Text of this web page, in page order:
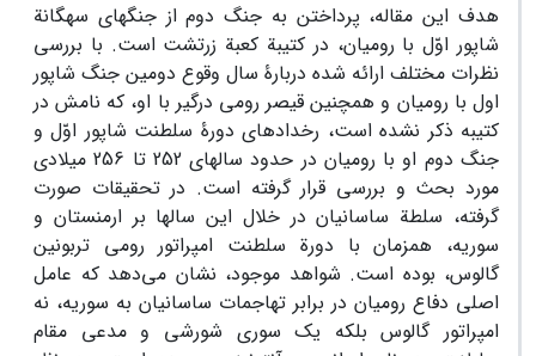
هدف این مقاله، پرداختن به جنگ دوم از جنگ­های سه­گانة
شاپور اوّل با رومیان، در کتیبة کعبة زرتشت است. با بررسی
نظرات مختلف ارائه شده دربارۀ سال وقوع دومین جنگ شاپور
اول با رومیان و همچنین قیصر رومی درگیر با او، که نامش در
کتیبه ذکر نشده است، رخدادهای دورۀ سلطنت شاپور اوّل و
جنگ دوم او با رومیان در حدود سال­های 252 تا 256 میلادی
مورد بحث و بررسی قرار گرفته است. در تحقیقات صورت
گرفته، سلطة ساسانیان در خلال این سال­ها بر ارمنستان و
سوریه، همزمان با دورة سلطنت امپراتور رومی تربونین
گالوس، بوده است. شواهد موجود، نشان‌ می‌دهد که عامل
اصلی دفاع رومیان در برابر تهاجمات ساسانیان به سوریه، نه
امپراتور گالوس بلکه یک سوری شورشی و مدعی مقام